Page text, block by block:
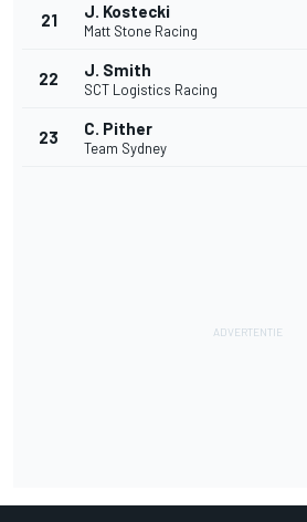
21 J. Kostecki
Matt Stone Racing
22 J. Smith
SCT Logistics Racing
23 C. Pither
Team Sydney